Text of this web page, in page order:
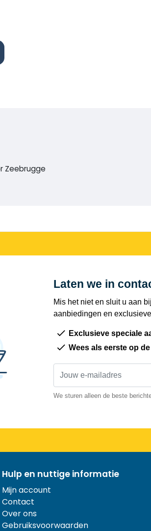
Zeebrugge
Laten we in
Mis het niet en sluit u aan
aanbiedingen en
Exclusieve speciale
Wees als eerste op
We sturen alleen de beste
Hulp en nuttige informatie
Mijn account
Contact
Over ons
Gebruiksvoorwaarden